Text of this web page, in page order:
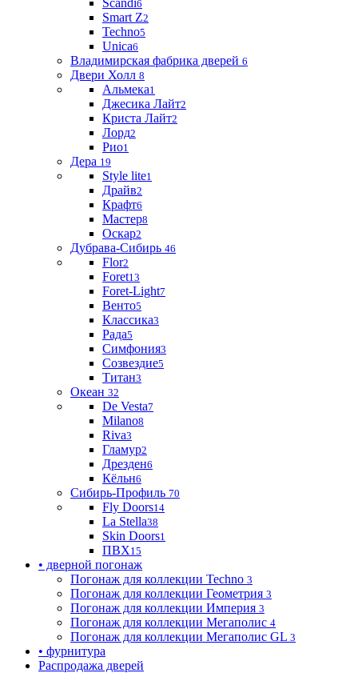
Scandi6
Smart Z2
Techno5
Unica6
Владимирская фабрика дверей 6
Двери Холл 8
Альмека1
Джесика Лайт2
Криста Лайт2
Лорд2
Рио1
Дера 19
Style lite1
Драйв2
Крафт6
Мастер8
Оскар2
Дубрава-Сибирь 46
Flor2
Foret13
Foret-Light7
Венто5
Классика3
Рада5
Симфония3
Созвездие5
Титан3
Океан 32
De Vesta7
Milano8
Riva3
Гламур2
Дрезден6
Кёльн6
Сибирь-Профиль 70
Fly Doors14
La Stella38
Skin Doors1
ПВХ15
• дверной погонаж
Погонаж для коллекции Techno 3
Погонаж для коллекции Геометрия 3
Погонаж для коллекции Империя 3
Погонаж для коллекции Мегаполис 4
Погонаж для коллекции Мегаполис GL 3
• фурнитура
Распродажа дверей